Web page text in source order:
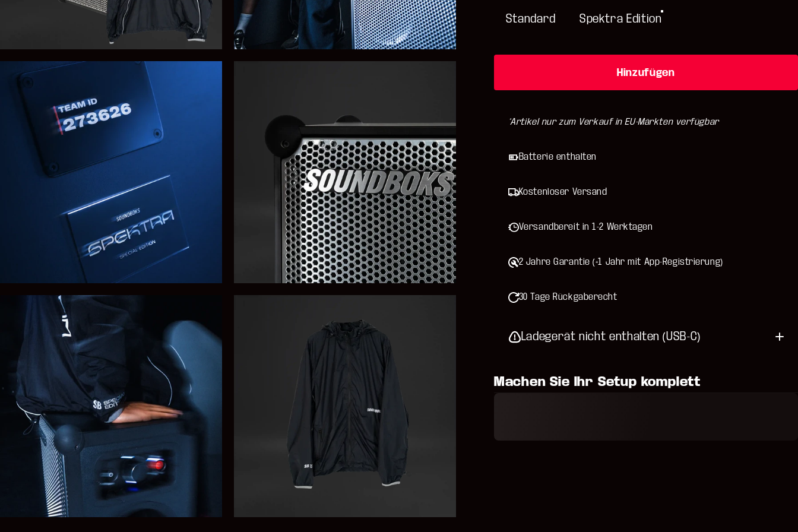
Standard Spektra Edition
Hinzufügen
*Artikel nur zum Verkauf in EU-Märkten verfügbar
Batterie enthalten
Kostenloser Versand
Versandbereit in 1-2 Werktagen
2 Jahre Garantie (+1 Jahr mit App-Registrierung)
30 Tage Rückgaberecht
Ladegerät nicht enthalten (USB-C)
Machen Sie Ihr Setup komplett